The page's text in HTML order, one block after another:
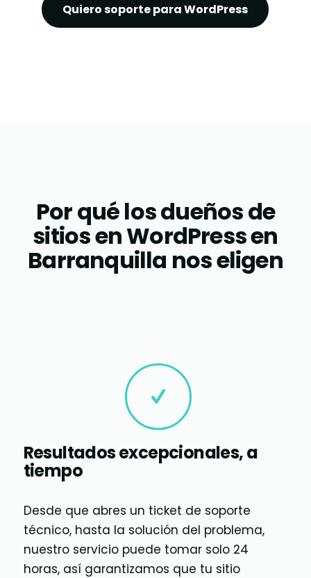
Quiero soporte para WordPress
Por qué los dueños de
sitios en WordPress en
Barranquilla nos eligen
Resultados excepcionales, a
tiempo
Desde que abres un ticket de soporte
técnico, hasta la solución del problema,
nuestro servicio puede tomar solo 24
horas, así garantizamos que tu sitio